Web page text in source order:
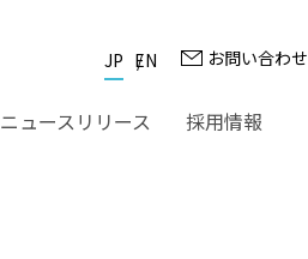
JP EN お問い合わせ
ニュースリリース 採用情報